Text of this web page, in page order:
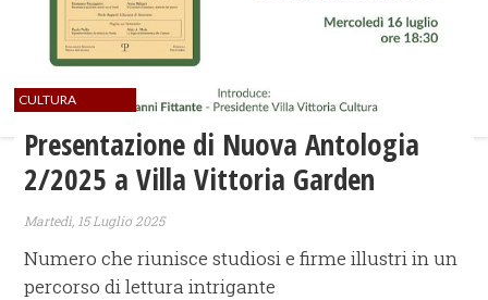
CULTURA
Presentazione di Nuova Antologia
2/2025 a Villa Vittoria Garden
Martedì, 15 Luglio 2025
Numero che riunisce studiosi e firme illustri in un
percorso di lettura intrigante